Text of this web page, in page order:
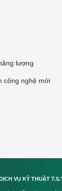
lượng
công nghệ mới
VỤ KỸ THUẬT